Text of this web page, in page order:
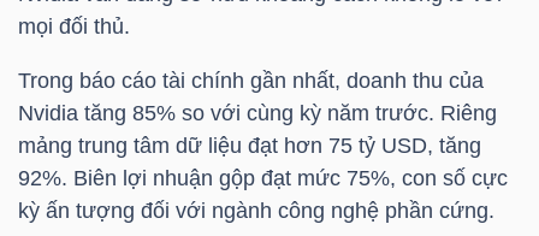
mọi đối thủ.
Trong báo cáo tài chính gần nhất, doanh thu của
Nvidia tăng 85% so với cùng kỳ năm trước. Riêng
mảng trung tâm dữ liệu đạt hơn 75 tỷ USD, tăng
92%. Biên lợi nhuận gộp đạt mức 75%, con số cực
kỳ ấn tượng đối với ngành công nghệ phần cứng.
TIÊU
DÙNG
THIẾT